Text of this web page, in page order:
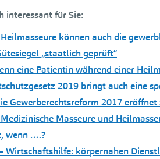
interessant für Sie:
können auch die
„staatlich geprüft“
eine Patientin während einer
2019 bringt auch eine
Gewerberechtsreform 2017
Masseure und
wenn ….?
Wirtschaftshilfe: körpernahen